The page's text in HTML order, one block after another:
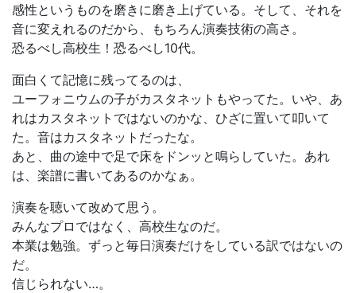
感性というものを磨きに磨き上げている。そして、それを
音に変えれるのだから、もちろん演奏技術の高さ。
恐るべし高校生！恐るべし10代。
面白くて記憶に残ってるのは、
ユーフォニウムの子がカスタネットもやってた。いや、あ
れはカスタネットではないのかな、ひざに置いて叩いて
た。音はカスタネットだったな。
あと、曲の途中で足で床をドンッと鳴らしていた。あれ
は、楽譜に書いてあるのかなぁ。
演奏を聴いて改めて思う。
みんなプロではなく、高校生なのだ。
本業は勉強。ずっと毎日演奏だけをしている訳ではないの
だ。
信じられない…。